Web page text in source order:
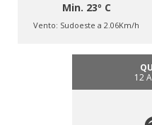
Min. 23º C
Vento: Sudoeste a 2.06Km/h
12